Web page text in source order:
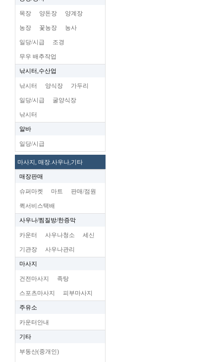
목장 양돈장 양계장
농장 꽃농장 농사
일당/시급 조경
무우 배추작업
낚시터,수산업
낚시터 양식장 가두리
일당/시급 굴양식장
낚시터
알바
일당/시급
마사지, 매장.사우나,기타
매장판매
슈퍼마켓 마트 판매/점원
퀵서비스택배
사우나/찜질방/한증막
카운터 사우나청소 세신
기관장 사우나관리
마사지
건전마사지 족탕
스포츠마사지 피부마사지
주유소
카운터안내
기타
부동산(중개인)